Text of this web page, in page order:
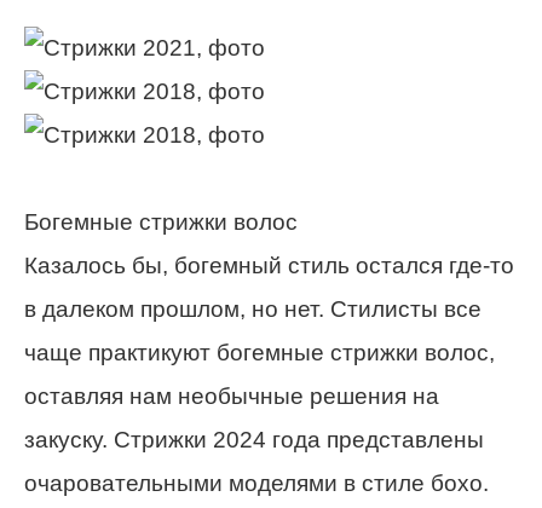
Богемные стрижки волос
Казалось бы, богемный стиль остался где-то
в далеком прошлом, но нет. Стилисты все
чаще практикуют богемные стрижки волос,
оставляя нам необычные решения на
закуску. Стрижки 2024 года представлены
очаровательными моделями в стиле бохо.